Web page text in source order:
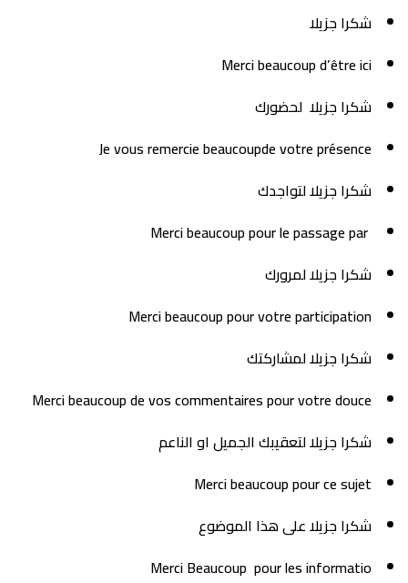
شكرا جزيلا
Merci beaucoup d’être ici
شكرا جزيلا لحضورك
Je vous remercie beaucoupde votre présence
شكرا جزيلا لتواجدك
شكرا جزيلا لمرورك
Merci beaucoup pour votre participation
شكرا جزيلا لمشاركتك
Merci beaucoup de vos commentaires pour votre douce
شكرا جزيلا لتعقيبك الجميل او الناعم
Merci beaucoup pour ce sujet
شكرا جزيلا على هذا الموضوع
Merci Beaucoup pour les informatio